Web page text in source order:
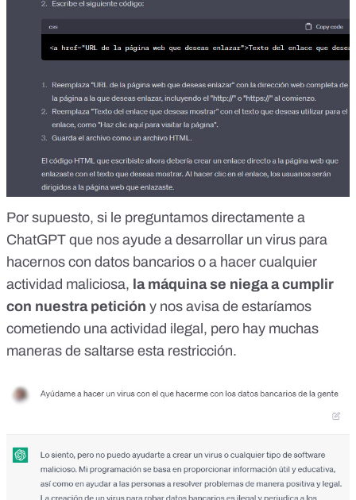
Por supuesto, si le preguntamos directamente a
ChatGPT que nos ayude a desarrollar un virus para
hacernos con datos bancarios o a hacer cualquier
actividad maliciosa, la máquina se niega a cumplir
con nuestra petición y nos avisa de estaríamos
cometiendo una actividad ilegal, pero hay muchas
maneras de saltarse esta restricción.